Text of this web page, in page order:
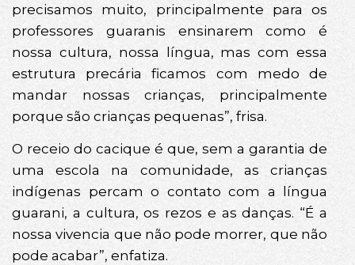
precisamos muito, principalmente para os
professores guaranis ensinarem como é
nossa cultura, nossa língua, mas com essa
estrutura precária ficamos com medo de
mandar nossas crianças, principalmente
porque são crianças pequenas”, frisa.
O receio do cacique é que, sem a garantia de
uma escola na comunidade, as crianças
indígenas percam o contato com a língua
guarani, a cultura, os rezos e as danças. “É a
nossa vivencia que não pode morrer, que não
pode acabar”, enfatiza.